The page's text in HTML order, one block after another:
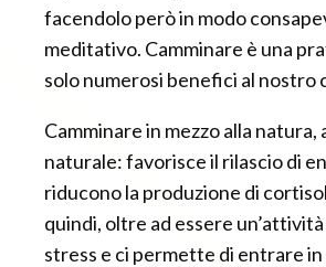
facendolo però in modo
meditativo. Camminare è una
solo numerosi benefici al nostro
Camminare in mezzo alla
naturale: favorisce il rilascio di
riducono la produzione di
quindi, oltre ad essere
stress e ci permette di entrare in